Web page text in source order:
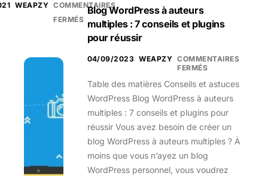
WEAPZY COMMENTAIRES
FERMÉS
Blog WordPress à auteurs
multiples : 7 conseils et plugins
pour réussir
04/09/2023 WEAPZY COMMENTAIRES
FERMÉS
Table des matières Conseils et astuces
WordPress Blog WordPress à auteurs
multiples : 7 conseils et plugins pour
réussir Vous avez besoin de créer un
blog WordPress à auteurs multiples ? À
moins que vous n’ayez un blog
WordPress personnel, vous voudrez